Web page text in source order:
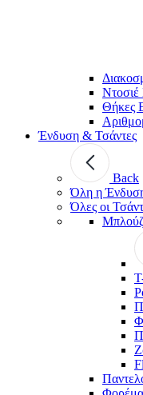
Ντοσιέ
Θήκες
Ένδυση & Τσάντες
Back
Όλη η
Όλες οι